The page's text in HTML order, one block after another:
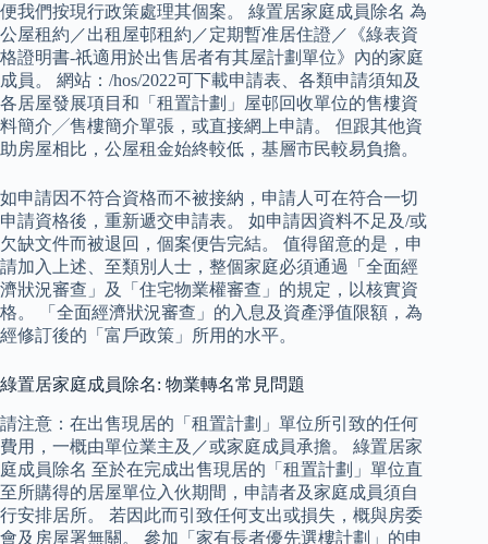
便我們按現行政策處理其個案。 綠置居家庭成員除名 為
公屋租約／出租屋邨租約／定期暫准居住證／《綠表資
格證明書-祇適用於出售居者有其屋計劃單位》內的家庭
成員。 網站：/hos/2022可下載申請表、各類申請須知及
各居屋發展項目和「租置計劃」屋邨回收單位的售樓資
料簡介╱售樓簡介單張，或直接網上申請。 但跟其他資
助房屋相比，公屋租金始終較低，基層市民較易負擔。
如申請因不符合資格而不被接納，申請人可在符合一切
申請資格後，重新遞交申請表。 如申請因資料不足及/或
欠缺文件而被退回，個案便告完結。 值得留意的是，申
請加入上述、至類別人士，整個家庭必須通過「全面經
濟狀況審查」及「住宅物業權審查」的規定，以核實資
格。 「全面經濟狀況審查」的入息及資產淨值限額，為
經修訂後的「富戶政策」所用的水平。
綠置居家庭成員除名: 物業轉名常見問題
請注意：在出售現居的「租置計劃」單位所引致的任何
費用，一概由單位業主及／或家庭成員承擔。 綠置居家
庭成員除名 至於在完成出售現居的「租置計劃」單位直
至所購得的居屋單位入伙期間，申請者及家庭成員須自
行安排居所。 若因此而引致任何支出或損失，概與房委
會及房屋署無關。 參加「家有長者優先選樓計劃」的申